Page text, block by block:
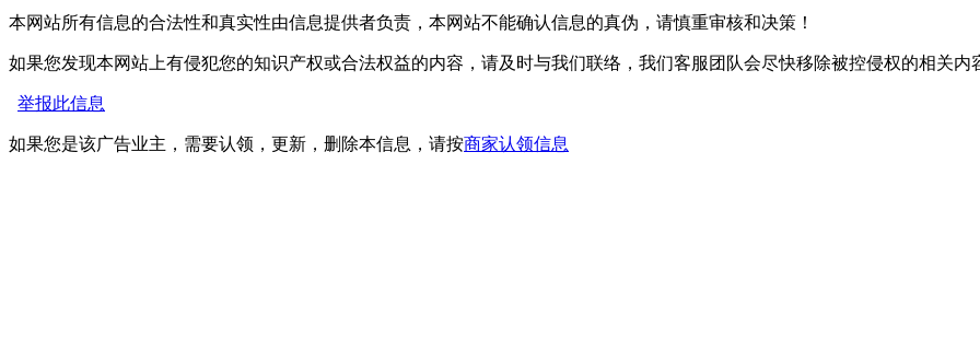
本网站所有信息的合法性和真实性由信息提供者负责，本网站不能确认信息的真伪，请慎重审核和决策！
如果您发现本网站上有侵犯您的知识产权或合法权益的内容，请及时与我们联络，我们客服团队会尽快移除被控侵权的相关内
举报此信息
如果您是该广告业主，需要认领，更新，删除本信息，请按商家认领信息